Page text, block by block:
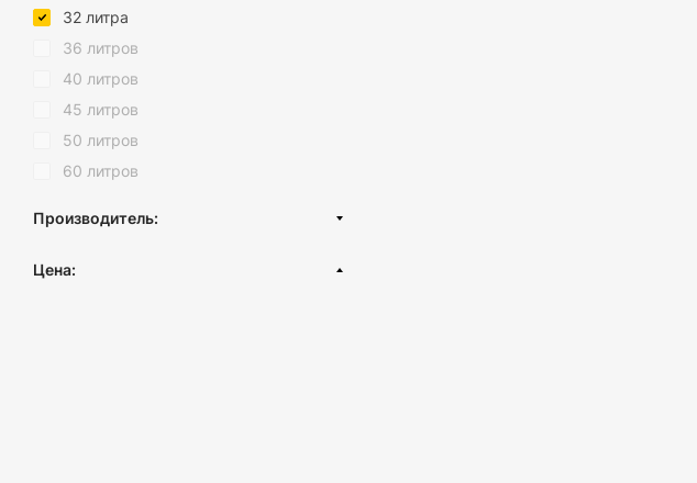
32 литра
36 литров
40 литров
45 литров
50 литров
60 литров
Производитель:
Цена: